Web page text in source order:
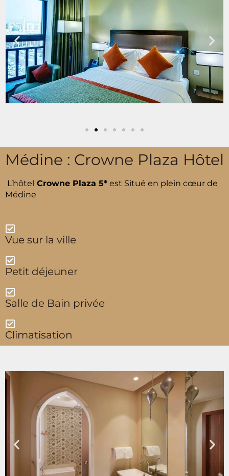
Médine : Crowne Plaza Hôtel
L’hôtel Crowne Plaza 5* est Situé en plein cœur de
Médine
Vue sur la ville
Petit déjeuner
Salle de Bain privée
Climatisation